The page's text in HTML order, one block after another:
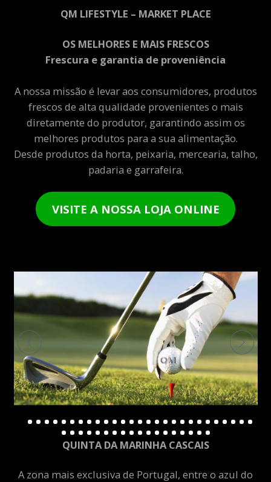
QM LIFESTYLE – MARKET PLACE
OS MELHORES E MAIS FRESCOS
Frescura e garantia de proveniência
A nossa missão é levar aos consumidores, produtos
frescos de alta qualidade provenientes o mais
diretamente do produtor, garantindo assim os
melhores produtos para a sua alimentação.
Desde produtos da horta, peixaria, mercearia, talho,
padaria e garrafeira.
VISITE A NOSSA LOJA ONLINE
QUINTA DA MARINHA CASCAIS
A zona mais exclusiva de Portugal, entre o azul do